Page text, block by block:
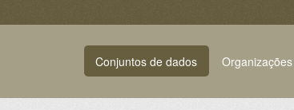
Conjuntos de dados Organizações